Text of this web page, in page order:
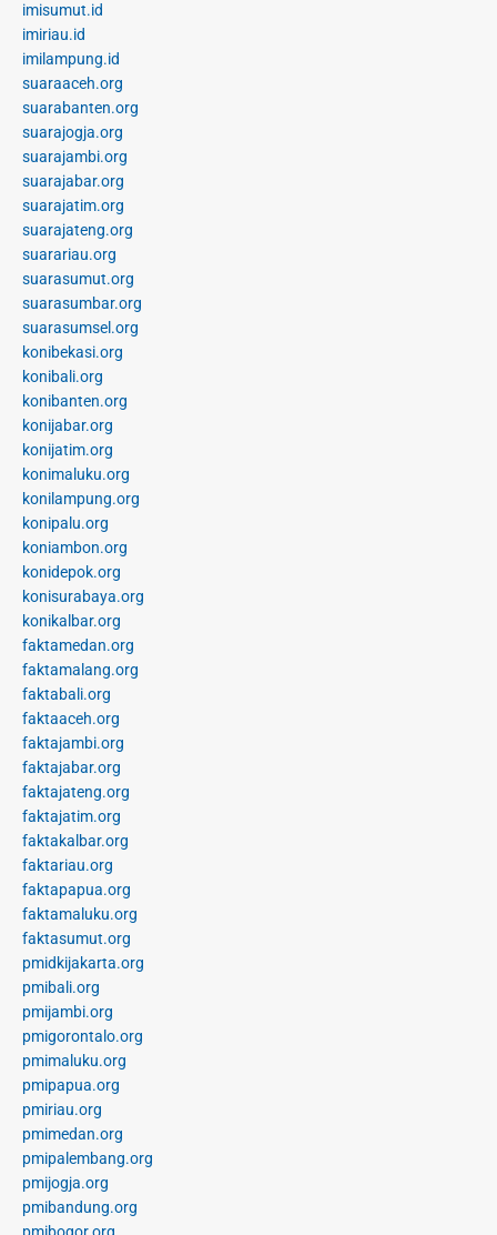
imisumut.id
imiriau.id
imilampung.id
suaraaceh.org
suarabanten.org
suarajogja.org
suarajambi.org
suarajabar.org
suarajatim.org
suarajateng.org
suarariau.org
suarasumut.org
suarasumbar.org
suarasumsel.org
konibekasi.org
konibali.org
konibanten.org
konijabar.org
konijatim.org
konimaluku.org
konilampung.org
konipalu.org
koniambon.org
konidepok.org
konisurabaya.org
konikalbar.org
faktamedan.org
faktamalang.org
faktabali.org
faktaaceh.org
faktajambi.org
faktajabar.org
faktajateng.org
faktajatim.org
faktakalbar.org
faktariau.org
faktapapua.org
faktamaluku.org
faktasumut.org
pmidkijakarta.org
pmibali.org
pmijambi.org
pmigorontalo.org
pmimaluku.org
pmipapua.org
pmiriau.org
pmimedan.org
pmipalembang.org
pmijogja.org
pmibandung.org